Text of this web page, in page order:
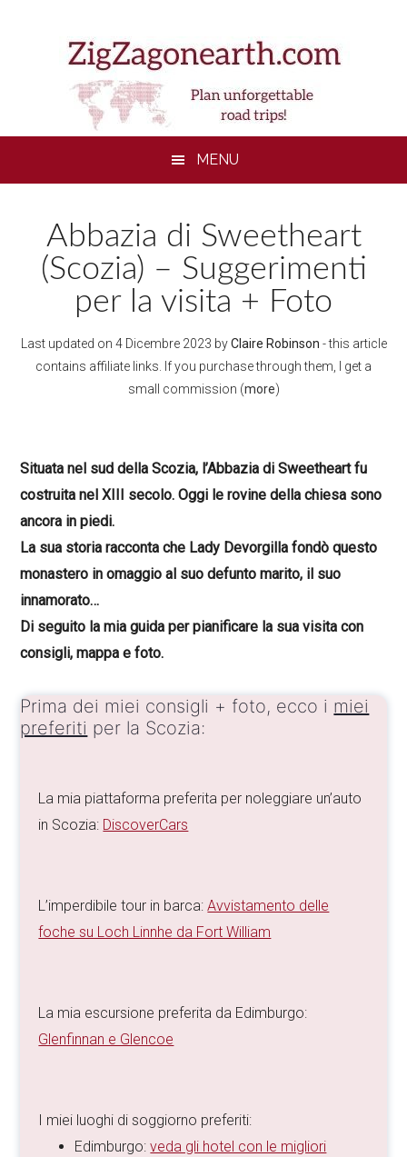
MENU
Abbazia di Sweetheart
(Scozia) – Suggerimenti
per la visita + Foto
Last updated on 4 Dicembre 2023 byClaire Robinson - this article
contains affiliate links. If you purchase through them, I get a
small commission (more)
Situata nel sud della Scozia, l’Abbazia di Sweetheart fu
costruita nel XIII secolo. Oggi le rovine della chiesa sono
ancora in piedi.
La sua storia racconta che Lady Devorgilla fondò questo
monastero in omaggio al suo defunto marito, il suo
innamorato…
Di seguito la mia guida per pianificare la sua visita con
consigli, mappa e foto.
Prima dei miei consigli + foto, ecco i miei
preferiti per la Scozia:
La mia piattaforma preferita per noleggiare un’auto
in Scozia: DiscoverCars
L’imperdibile tour in barca:Avvistamento delle
foche su Loch Linnhe da Fort William
La mia escursione preferita da Edimburgo:
Glenfinnan e Glencoe
I miei luoghi di soggiorno preferiti:
Edimburgo:veda gli hotel con le migliori